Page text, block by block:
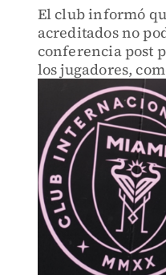
El club informó
acreditados no
conferencia post
los jugadores,